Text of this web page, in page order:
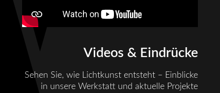
Videos & Eindrücke
Sehen Sie, wie Lichtkunst entsteht – Einblicke
in unsere Werkstatt und aktuelle Projekte